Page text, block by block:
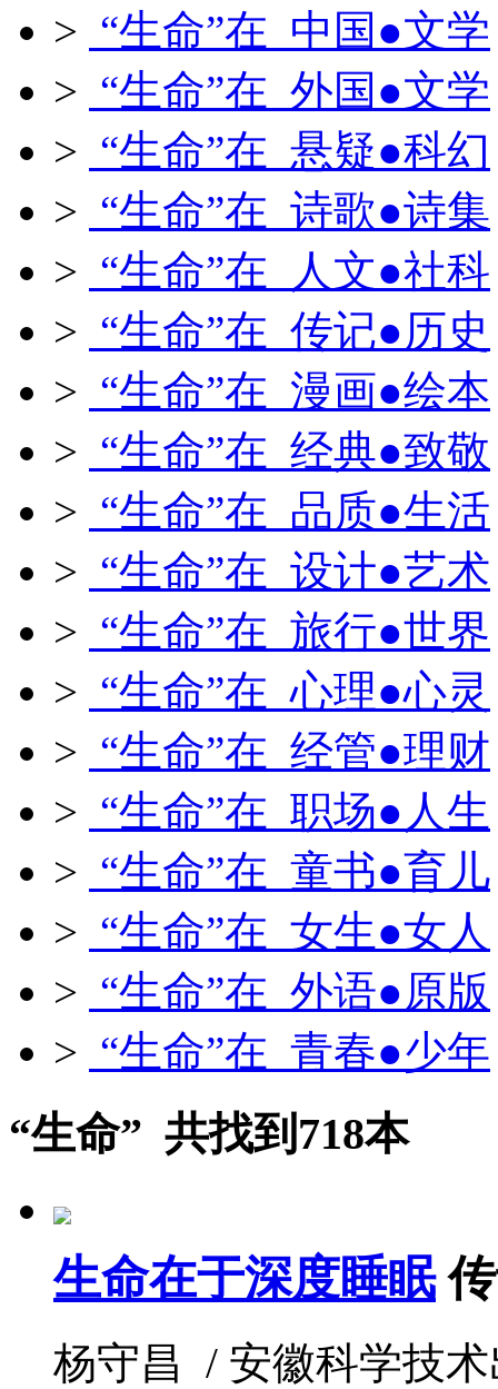
> “生命”在 中国●文学
> “生命”在 外国●文学
> “生命”在 悬疑●科幻
> “生命”在 诗歌●诗集
> “生命”在 人文●社科
> “生命”在 传记●历史
> “生命”在 漫画●绘本
> “生命”在 经典●致敬
> “生命”在 品质●生活
> “生命”在 设计●艺术
> “生命”在 旅行●世界
> “生命”在 心理●心灵
> “生命”在 经管●理财
> “生命”在 职场●人生
> “生命”在 童书●育儿
> “生命”在 女生●女人
> “生命”在 外语●原版
> “生命”在 青春●少年
“生命” 共找到718本
生命在于深度睡眠
杨守昌 / 安徽科学技